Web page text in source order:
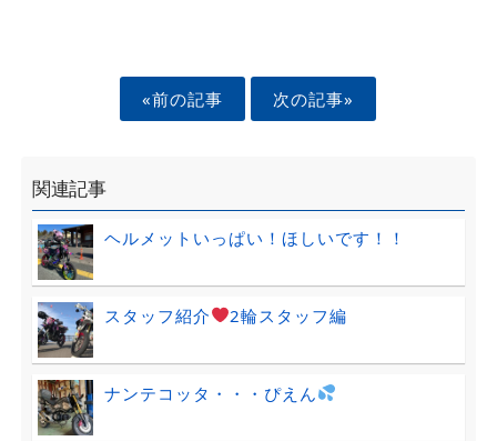
«前の記事 次の記事»
関連記事
ヘルメットいっぱい！ほしいです！！
スタッフ紹介 2輪スタッフ編
ナンテコッタ・・・ぴえん